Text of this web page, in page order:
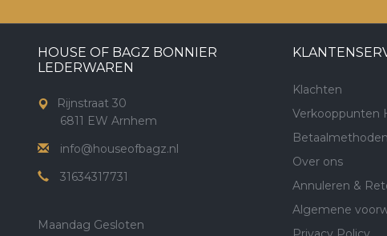
HOUSE OF BAGZ BONNIER
LEDERWAREN
Rijnstraat 30
6811 EW Arnhem
info@houseofbagz.nl
31634317731
Maandag Gesloten
Klachten
Verkooppunten
Betaalmethoden
Over ons
Annuleren &
Algemene